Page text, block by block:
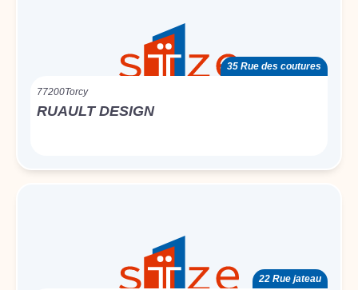
35 Rue des coutures
77200Torcy
RUAULT DESIGN
22 Rue jateau